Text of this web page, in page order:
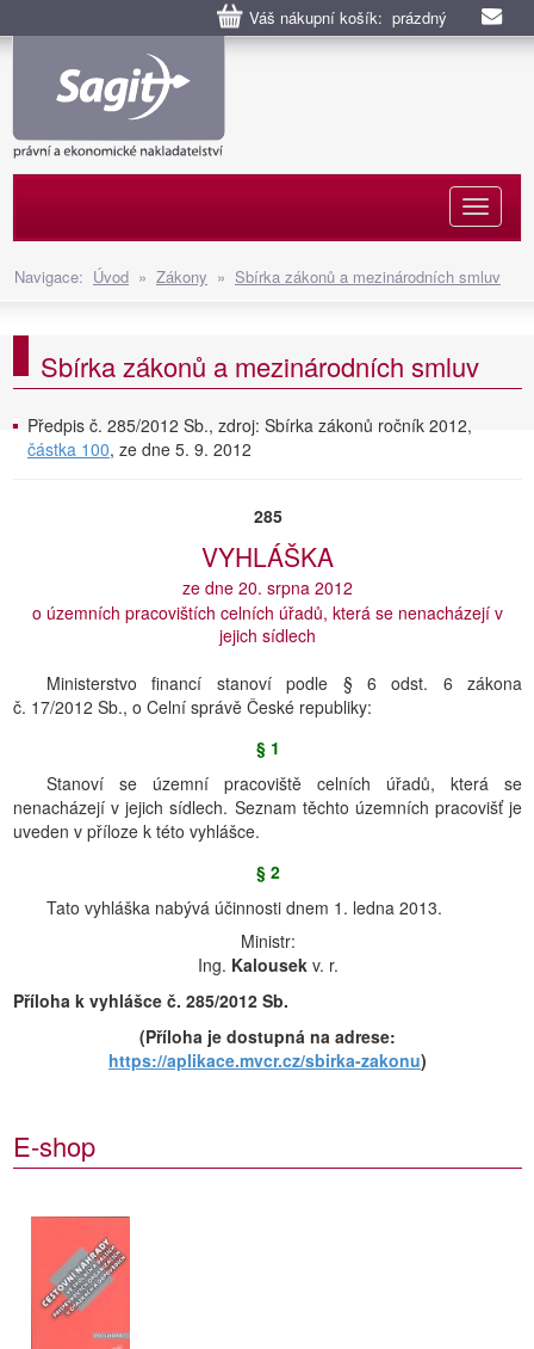
Váš nákupní košík: prázdný
Navigace: Úvod » Zákony » Sbírka zákonů a mezinárodních smluv
Sbírka zákonů a mezinárodních smluv
Předpis č. 285/2012 Sb., zdroj: Sbírka zákonů ročník 2012,
částka 100, ze dne 5. 9. 2012
285
VYHLÁŠKA
ze dne 20. srpna 2012
o územních pracovištích celních úřadů, která se nenacházejí v
jejich sídlech
Ministerstvo financí stanoví podle § 6 odst. 6 zákona
č. 17/2012 Sb., o Celní správě České republiky:
§ 1
Stanoví se územní pracoviště celních úřadů, která se
nenacházejí v jejich sídlech. Seznam těchto územních pracovišť je
uveden v příloze k této vyhlášce.
§ 2
Tato vyhláška nabývá účinnosti dnem 1. ledna 2013.
Ministr:
Ing. Kalousekv. r.
Příloha k vyhlášce č. 285/2012 Sb.
(Příloha je dostupná na adrese:
https://aplikace.mvcr.cz/sbirka-zakonu)
E-shop